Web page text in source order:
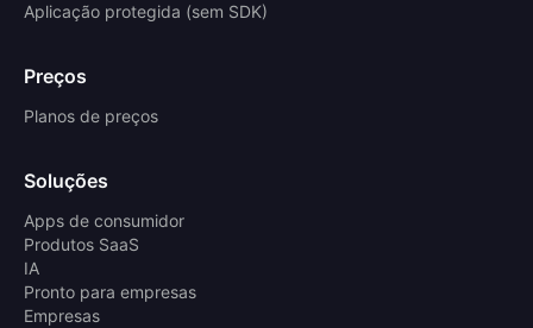
Aplicação protegida (sem SDK)
Preços
Planos de preços
Soluções
Apps de consumidor
Produtos SaaS
IA
Pronto para empresas
Empresas